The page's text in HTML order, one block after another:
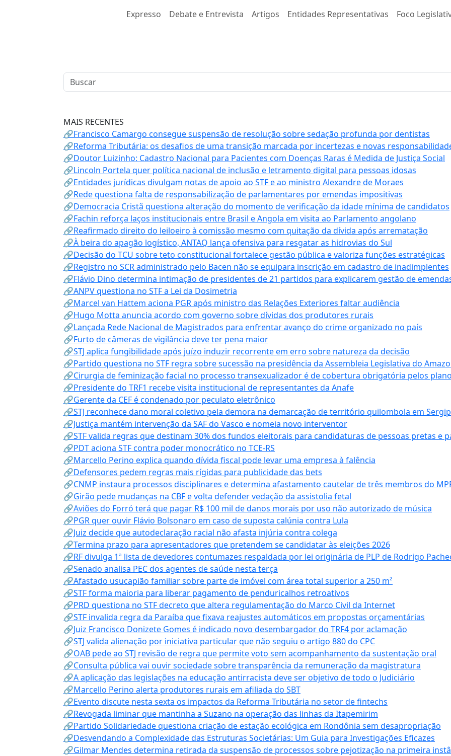
Expresso Debate e Entrevista Artigos Entidades Representativas Foco
MAIS RECENTES
🔗Francisco Camargo consegue suspensão de resolução sobre sedação profunda por dentistas
🔗Reforma Tributária: os desafios de uma transição marcada por incertezas e novas
🔗Doutor Luizinho: Cadastro Nacional para Pacientes com Doenças Raras é Medida de Justiça Social
🔗Lincoln Portela quer política nacional de inclusão e letramento digital para pessoas idosas
🔗Entidades jurídicas divulgam notas de apoio ao STF e ao ministro Alexandre de Moraes
🔗Rede questiona falta de responsabilização de parlamentares por emendas impositivas
🔗Democracia Cristã questiona alteração do momento de verificação da idade mínima de candidatos
🔗Fachin reforça laços institucionais entre Brasil e Angola em visita ao Parlamento angolano
🔗Reafirmado direito do leiloeiro à comissão mesmo com quitação da dívida após arrematação
🔗À beira do apagão logístico, ANTAQ lança ofensiva para resgatar as hidrovias do Sul
🔗Decisão do TCU sobre teto constitucional fortalece gestão pública e valoriza funções estratégicas
🔗Registro no SCR administrado pelo Bacen não se equipara inscrição em cadastro de inadimplentes
🔗Flávio Dino determina intimação de presidentes de 21 partidos para explicarem gestão de
🔗ANPV questiona no STF a Lei da Dosimetria
🔗Marcel van Hattem aciona PGR após ministro das Relações Exteriores faltar audiência
🔗Hugo Motta anuncia acordo com governo sobre dívidas dos produtores rurais
🔗Lançada Rede Nacional de Magistrados para enfrentar avanço do crime organizado no país
🔗Furto de câmeras de vigilância deve ter pena maior
🔗STJ aplica fungibilidade após juízo induzir recorrente em erro sobre natureza da decisão
🔗Partido questiona no STF regra sobre sucessão na presidência da Assembleia Legislativa do
🔗Cirurgia de feminização facial no processo transexualizador é de cobertura obrigatória pelos
🔗Presidente do TRF1 recebe visita institucional de representantes da Anafe
🔗Gerente da CEF é condenado por peculato eletrônico
🔗STJ reconhece dano moral coletivo pela demora na demarcação de território quilombola em
🔗Justiça mantém intervenção da SAF do Vasco e nomeia novo interventor
🔗STF valida regras que destinam 30% dos fundos eleitorais para candidaturas de pessoas pretas e
🔗PDT aciona STF contra poder monocrático no TCE-RS
🔗Marcello Perino explica quando dívida fiscal pode levar uma empresa à falência
🔗Defensores pedem regras mais rígidas para publicidade das bets
🔗CNMP instaura processos disciplinares e determina afastamento cautelar de três membros do
🔗Girão pede mudanças na CBF e volta defender vedação da assistolia fetal
🔗Aviões do Forró terá que pagar R$ 100 mil de danos morais por uso não autorizado de música
🔗PGR quer ouvir Flávio Bolsonaro em caso de suposta calúnia contra Lula
🔗Juiz decide que autodeclaração racial não afasta injúria contra colega
🔗Termina prazo para apresentadores que pretendem se candidatar às eleições 2026
🔗RF divulga 1ª lista de devedores contumazes respaldada por lei originária de PLP de Rodrigo
🔗Senado analisa PEC dos agentes de saúde nesta terça
🔗Afastado usucapião familiar sobre parte de imóvel com área total superior a 250 m²
🔗STF forma maioria para liberar pagamento de penduricalhos retroativos
🔗PRD questiona no STF decreto que altera regulamentação do Marco Civil da Internet
🔗STF invalida regra da Paraíba que fixava reajustes automáticos em propostas orçamentárias
🔗Juiz Francisco Donizete Gomes é indicado novo desembargador do TRF4 por aclamação
🔗STJ valida alienação por iniciativa particular que não seguiu o artigo 880 do CPC
🔗OAB pede ao STJ revisão de regra que permite voto sem acompanhamento da sustentação oral
🔗Consulta pública vai ouvir sociedade sobre transparência da remuneração da magistratura
🔗A aplicação das legislações na educação antirracista deve ser objetivo de todo o Judiciário
🔗Marcello Perino alerta produtores rurais em afiliada do SBT
🔗Evento discute nesta sexta os impactos da Reforma Tributária no setor de fintechs
🔗Revogada liminar que mantinha a Suzano na operação das linhas da Itapemirim
🔗Partido Solidariedade questiona criação de estação ecológica em Rondônia sem desapropriação
🔗Desvendando a Complexidade das Estruturas Societárias: Um Guia para Investigações Eficazes
🔗Gilmar Mendes determina retirada da suspensão de processos sobre pejotização na primeira